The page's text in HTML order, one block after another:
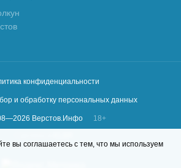
конфиденциальности
и обработку персональных данных
2026 Верстов.Инфо
18+
вы соглашаетесь с тем, что мы используем